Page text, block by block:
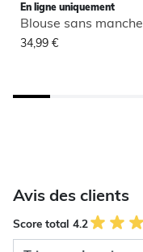
En ligne uniquement
34,99 €
Avis des clients
Score total 4.2